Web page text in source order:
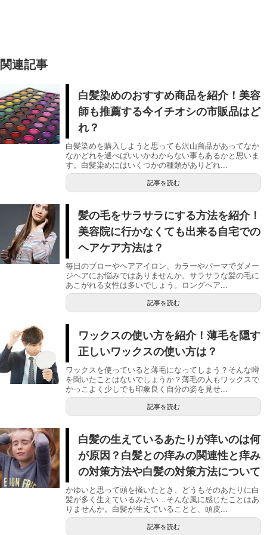
関連記事
白髪染めのおすすめ商品を紹介！美容
師も推薦する今イチオシの市販品はど
れ？
白髪染めを購入しようと思っても沢山商品があってなか
なかどれを選べばいいかわからない事もあるかと思いま
す。白髪染めにはいくつかの種類がありどれ...
記事を読む
髪の毛をサラサラにする方法を紹介！
美容院に行かなくても出来る自宅での
ヘアケア方法は？
毎日のブローやヘアアイロン、カラーやパーマでダメー
ジヘアにお悩みではありませんか。サラサラな髪の毛に
あこがれる女性は多いでしょう。ロングヘア...
記事を読む
ワックスの使い方を紹介！薄毛を隠す
正しいワックスの使い方は？
ワックスを使っていると薄毛になってしまう？そんな噂
を聞いたことはないでしょうか？薄毛の人もワックスで
かっこよく少しでも印象良く自分の姿を見せ...
記事を読む
白髪の生えているあたりが痒いのは何
が原因？白髪との痒みの関連性と痒み
の対策方法や白髪の対策方法について
かゆいと思って頭を掻いたとき、どうもそのあたりに白
髪が多く生えているみたい…そんな風に感じたことはあ
りませんか。白髪が生えていることと、頭皮...
記事を読む